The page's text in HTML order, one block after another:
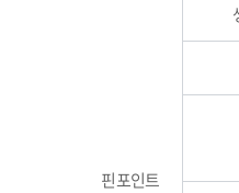
핀포인트